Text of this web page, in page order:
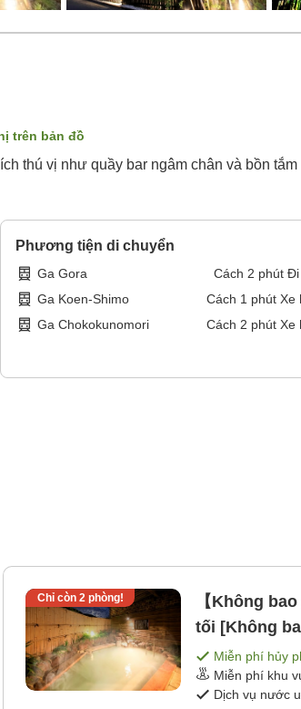
trên bản đồ
thú vị như quầy bar ngâm chân và bồn
Phương tiện di chuyển
Ga Gora Cách 2 phút Đi
Ga Koen-Shimo
Cách 1 phút Xe
Ga Chokokunomori
Cách 2 phút Xe
Chỉ còn 2phòng!
【Không
tối [Không
Miễn phí hủy
Miễn phí khu
Dịch vụ nước